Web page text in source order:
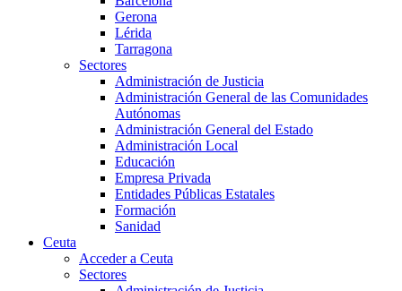
Gerona
Lérida
Tarragona
Sectores
Administración de Justicia
Administración General de las Comunidades
Autónomas
Administración General del Estado
Administración Local
Educación
Empresa Privada
Entidades Públicas Estatales
Formación
Sanidad
Ceuta
Acceder a Ceuta
Sectores